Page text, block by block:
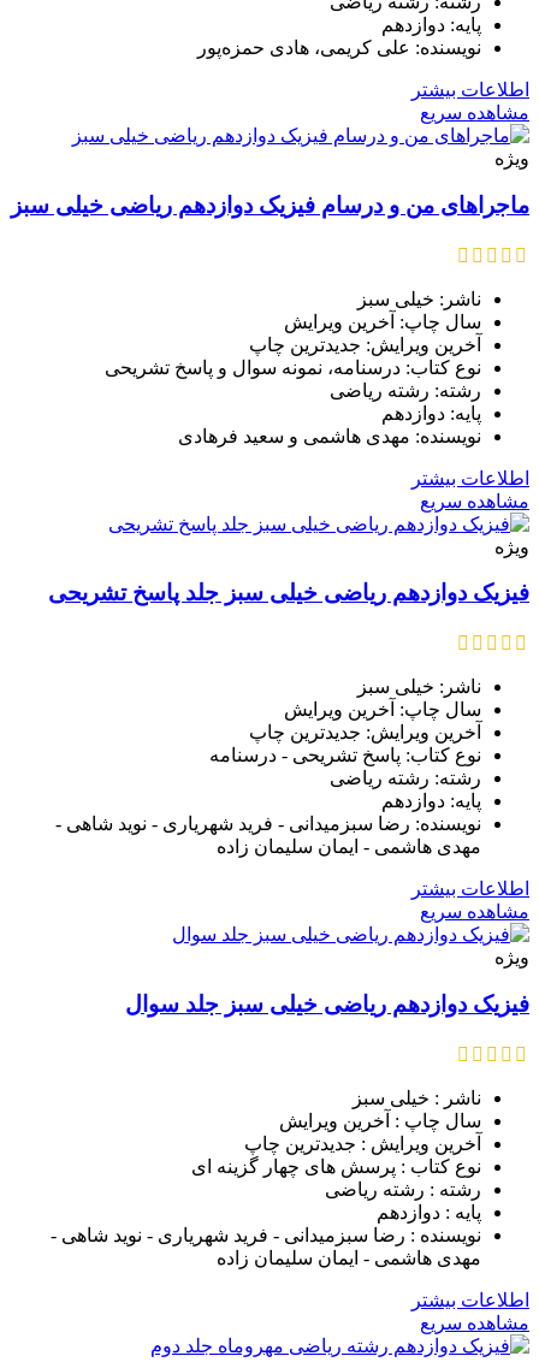
پایه: دوازدهم
نویسنده: علی کریمی، هادی حمزه‌پور
اطلاعات بیشتر
مشاهده سریع
ویژه
ماجراهای من و درسام فیزیک دوازدهم ریاضی خیلی سبز
ناشر: خیلی سبز
سال چاپ: آخرین ویرایش
آخرین ویرایش: جدیدترین چاپ
نوع کتاب: درسنامه، نمونه سوال و پاسخ تشریحی
رشته: رشته ریاضی
پایه: دوازدهم
نویسنده: مهدی هاشمی و سعید فرهادی
اطلاعات بیشتر
مشاهده سریع
ویژه
فیزیک دوازدهم ریاضی خیلی سبز جلد پاسخ تشریحی
ناشر: خیلی سبز
سال چاپ: آخرین ویرایش
آخرین ویرایش: جدیدترین چاپ
نوع کتاب: پاسخ تشریحی - درسنامه
رشته: رشته ریاضی
پایه: دوازدهم
نویسنده: رضا سبزمیدانی - فرید شهریاری - نوید شاهی -
مهدی هاشمی - ایمان سلیمان زاده
اطلاعات بیشتر
مشاهده سریع
ویژه
فیزیک دوازدهم ریاضی خیلی سبز جلد سوال
ناشر : خیلی سبز
سال چاپ : آخرین ویرایش
آخرین ویرایش : جدیدترین چاپ
نوع کتاب : پرسش های چهار گزینه ای
رشته : رشته ریاضی
پایه : دوازدهم
نویسنده : رضا سبزمیدانی - فرید شهریاری - نوید شاهی -
مهدی هاشمی - ایمان سلیمان زاده
اطلاعات بیشتر
مشاهده سریع